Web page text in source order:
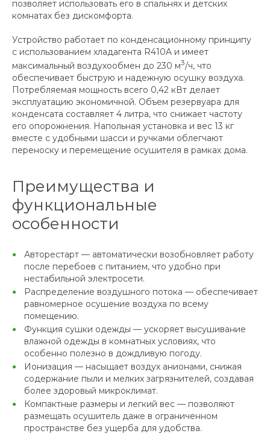
позволяет использовать его в спальнях и детских
комнатах без дискомфорта.
Устройство работает по конденсационному принципу
с использованием хладагента R410A и имеет
максимальный воздухообмен до 230 м3/ч, что
обеспечивает быструю и надежную осушку воздуха.
Потребляемая мощность всего 0,42 кВт делает
эксплуатацию экономичной. Объем резервуара для
конденсата составляет 4 литра, что снижает частоту
его опорожнения. Напольная установка и вес 13 кг
вместе с удобными шасси и ручками облегчают
переноску и перемещение осушителя в рамках дома.
Преимущества и
функциональные
особенности
Авторестарт — автоматически возобновляет работу
после перебоев с питанием, что удобно при
нестабильной электросети.
Распределение воздушного потока — обеспечивает
равномерное осушение воздуха по всему
помещению.
Функция сушки одежды — ускоряет высушивание
влажной одежды в комнатных условиях, что
особенно полезно в дождливую погоду.
Ионизация — насыщает воздух анионами, снижая
содержание пыли и мелких загрязнителей, создавая
более здоровый микроклимат.
Компактные размеры и легкий вес — позволяют
размещать осушитель даже в ограниченном
пространстве без ущерба для удобства.